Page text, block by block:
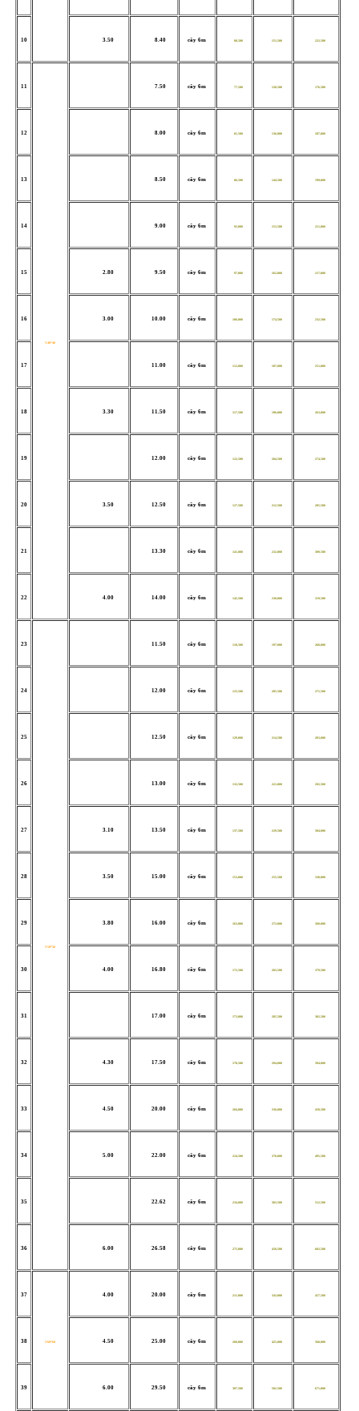
10 3.50 8.40 cây 6m 88,500 151,500 222,500
11
V40*40
7.50 cây 6m 77,500 128,500 176,500
12 8.00 cây 6m 81,500 136,000 187,000
13 8.50 cây 6m 86,500 144,500 199,000
14 9.00 cây 6m 92,000 153,500 211,000
15 2.80 9.50 cây 6m 97,000 162,000 217,000
16 3.00 10.00 cây 6m 106,000 174,500 232,500
17 11.00 cây 6m 112,000 187,000 251,000
18 3.30 11.50 cây 6m 117,500 196,000 263,000
19 12.00 cây 6m 122,500 204,500 274,500
20 3.50 12.50 cây 6m 127,500 212,500 285,500
21 13.30 cây 6m 141,000 232,000 309,500
22 4.00 14.00 cây 6m 142,500 238,000 319,500
23
V50*50
11.50 cây 6m 118,500 197,000 260,000
24 12.00 cây 6m 123,500 205,500 271,500
25 12.50 cây 6m 129,000 214,500 283,000
26 13.00 cây 6m 132,500 221,000 292,500
27 3.10 13.50 cây 6m 137,500 229,500 304,000
28 3.50 15.00 cây 6m 153,000 255,500 338,000
29 3.80 16.00 cây 6m 163,000 272,000 360,000
30 4.00 16.80 cây 6m 172,500 283,500 379,500
31 17.00 cây 6m 173,000 285,500 382,500
32 4.30 17.50 cây 6m 178,500 294,000 394,000
33 4.50 20.00 cây 6m 204,000 336,000 450,500
34 5.00 22.00 cây 6m 224,500 370,000 495,500
35 22.62 cây 6m 234,000 383,500 512,500
36 6.00 26.58 cây 6m 275,000 450,500 602,500
37
V60*60
4.00 20.00 cây 6m 211,000 343,000 457,500
38 4.50 25.00 cây 6m 260,000 425,000 568,000
39 6.00 29.50 cây 6m 307,500 502,500 671,000